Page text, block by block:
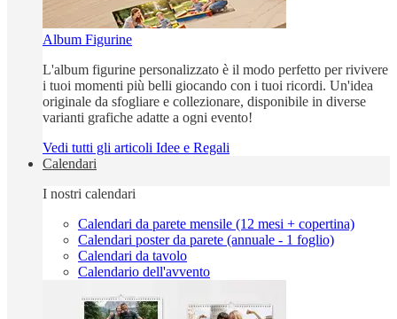
Album Figurine
L'album figurine personalizzato è il modo perfetto per rivivere
i tuoi momenti più belli giocando con i tuoi ricordi. Un'idea
originale da sfogliare e collezionare, disponibile in diverse
varianti grafiche adatte a ogni evento!
Vedi tutti gli articoli Idee e Regali
Calendari
I nostri calendari
Calendari da parete mensile (12 mesi + copertina)
Calendari poster da parete (annuale - 1 foglio)
Calendari da tavolo
Calendario dell'avvento